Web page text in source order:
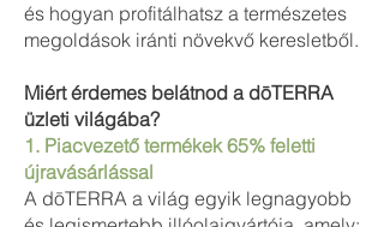
és hogyan profitálhatsz a természetes
megoldások iránti növekvő keresletből.
Miért érdemes belátnod a dōTERRA
üzleti világába?
1. Piacvezető termékek 65% feletti
újravásárlással
A dōTERRA a világ egyik legnagyobb